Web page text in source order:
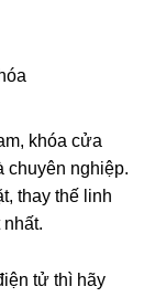
khóa cửa
chuyên nghiệp.
thay thế linh
tử thì hãy